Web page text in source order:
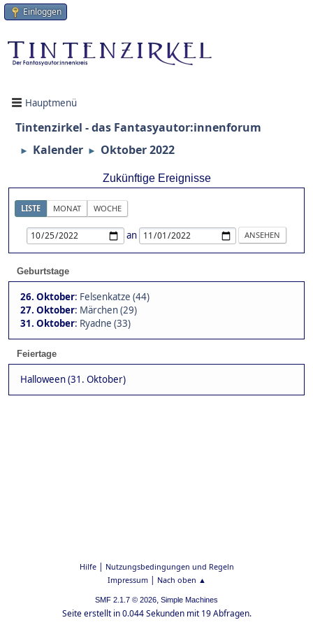
Einloggen
Hauptmenü
Tintenzirkel - das Fantasyautor:innenforum
► Kalender ► Oktober 2022
Zukünftige Ereignisse
LISTE MONAT WOCHE
an
Geburtstage
26. Oktober: Felsenkatze (44)
27. Oktober: Märchen (29)
31. Oktober: Ryadne (33)
Feiertage
Halloween (31. Oktober)
Hilfe| Nutzungsbedingungen und Regeln
Impressum| Nach oben ▲
SMF 2.1.7 © 2026, Simple Machines
Seite erstellt in 0.044 Sekunden mit 19 Abfragen.